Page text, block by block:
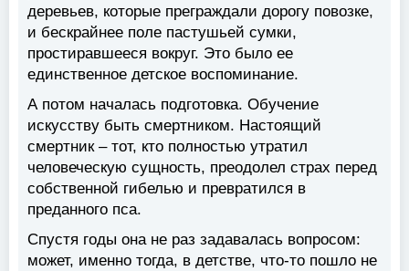
деревьев, которые преграждали дорогу повозке,
и бескрайнее поле пастушьей сумки,
простиравшееся вокруг. Это было ее
единственное детское воспоминание.
А потом началась подготовка. Обучение
искусству быть смертником. Настоящий
смертник – тот, кто полностью утратил
человеческую сущность, преодолел страх перед
собственной гибелью и превратился в
преданного пса.
Спустя годы она не раз задавалась вопросом:
может, именно тогда, в детстве, что-то пошло не